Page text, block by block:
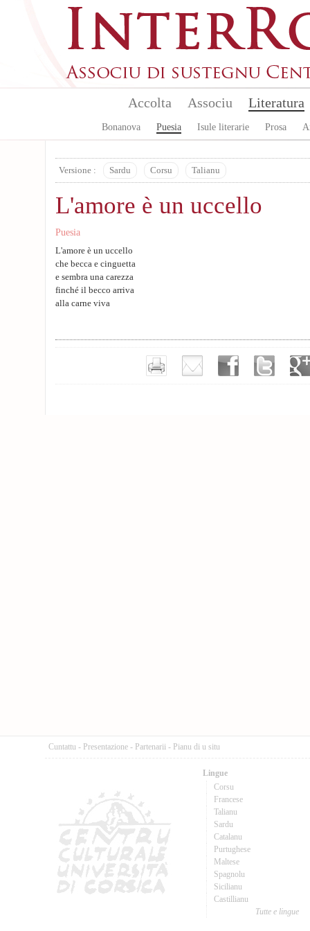
Accolta Associu Literatura
Bonanova Puesia Isule literarie Prosa
Versione : Sardu Corsu Talianu
L'amore è un uccello
Puesia
L'amore è un uccello
che becca e cinguetta
e sembra una carezza
finché il becco arriva
alla carne viva
Cuntattu - Presentazione - Partenarii - Pianu di u situ
Lingue
Corsu
Francese
Talianu
Sardu
Catalanu
Purtughese
Maltese
Spagnolu
Sicilianu
Castillianu
Tutte e lingue